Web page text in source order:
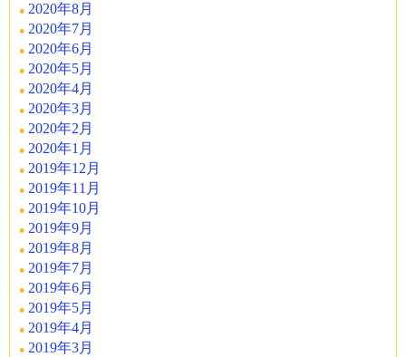
2020年8月
2020年7月
2020年6月
2020年5月
2020年4月
2020年3月
2020年2月
2020年1月
2019年12月
2019年11月
2019年10月
2019年9月
2019年8月
2019年7月
2019年6月
2019年5月
2019年4月
2019年3月